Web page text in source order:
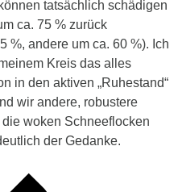
tatsächlich schädigen
ca. 75 % zurück
%, andere um ca. 60 %). Ich
Kreis das alles
in den aktiven „Ruhestand“
wir andere, robustere
woken Schneeflocken
der Gedanke.